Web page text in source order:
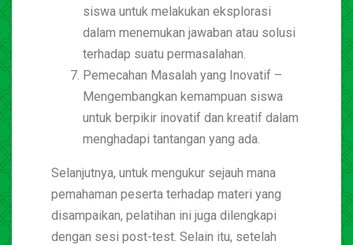
siswa untuk melakukan eksplorasi
dalam menemukan jawaban atau solusi
terhadap suatu permasalahan.
Pemecahan Masalah yang Inovatif –
Mengembangkan kemampuan siswa
untuk berpikir inovatif dan kreatif dalam
menghadapi tantangan yang ada.
Selanjutnya, untuk mengukur sejauh mana
pemahaman peserta terhadap materi yang
disampaikan, pelatihan ini juga dilengkapi
dengan sesi post-test. Selain itu, setelah